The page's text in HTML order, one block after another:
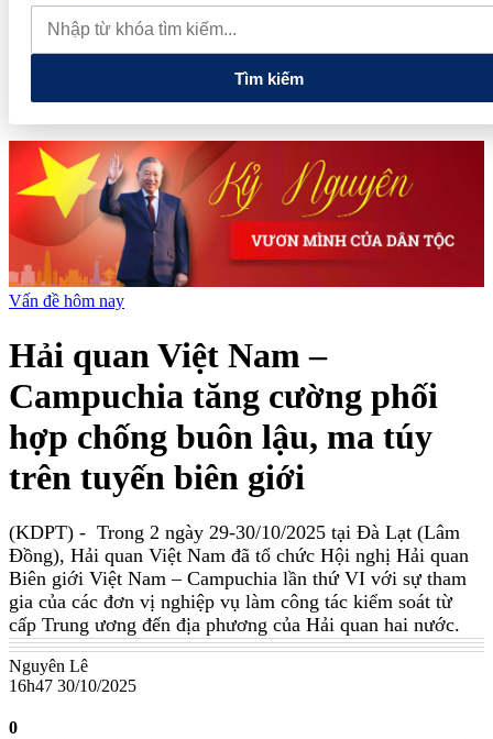
lao dốc mất mốc 100.000 đồng/kg
Chính phủ kiến tạo hệ sinh
thái phát triển, nâng tầm kinh tế tư nhân
Tìm kiếm
Vấn đề hôm nay
Hải quan Việt Nam –
Campuchia tăng cường phối
hợp chống buôn lậu, ma túy
trên tuyến biên giới
(KDPT) - Trong 2 ngày 29-30/10/2025 tại Đà Lạt (Lâm
Đồng), Hải quan Việt Nam đã tổ chức Hội nghị Hải quan
Biên giới Việt Nam – Campuchia lần thứ VI với sự tham
gia của các đơn vị nghiệp vụ làm công tác kiểm soát từ
cấp Trung ương đến địa phương của Hải quan hai nước.
Nguyên Lê
16h47 30/10/2025
0